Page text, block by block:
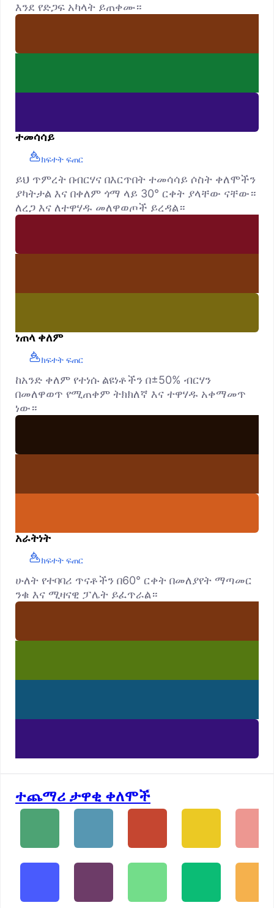
እንደ የድጋፍ አካላት ይጠቀሙ።
ተመሳሳይ
ክፍተት ፍጠር
ይህ ጥምረት በብርሃና በእርጥበት ተመሳሳይ ሶስት ቀለሞችን
ያካትታል እና በቀለም ጎማ ላይ 30° ርቀት ያላቸው ናቸው።
ለረጋ እና ለተዋሃዱ መለዋወጦች ይረዳል።
ነጠላ ቀለም
ክፍተት ፍጠር
ከአንድ ቀለም የተነሱ ልዩነቶችን በ±50% ብርሃን
በመለዋወጥ የሚጠቀም ትክክለኛ እና ተዋሃዱ አቀማመጥ
ነው።
አራትነት
ክፍተት ፍጠር
ሁለት የተባባሪ ጥናቶችን በ60° ርቀት በመለያየት ማጣመር
ንቁ እና ሚዛናዊ ፓሌት ይፈጥራል።
ተጨማሪ ታዋቂ ቀለሞች